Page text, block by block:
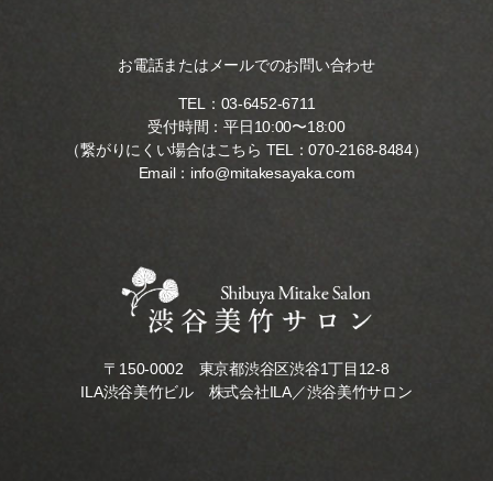
お電話またはメールでのお問い合わせ
TEL： 03-6452-6711
受付時間：平日10:00〜18:00
（繋がりにくい場合はこちら TEL：070-2168-8484）
Email： info@mitakesayaka.com
〒150-0002 東京都渋谷区渋谷1丁目12-8
ILA渋谷美竹ビル 株式会社ILA／渋谷美竹サロン